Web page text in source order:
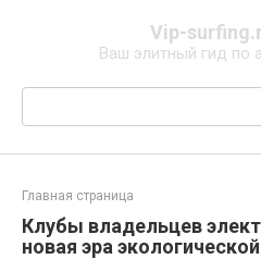
Vip-
Ваш элитный гид по
Поиск:
Главная страница
Клубы владельцев
новая эра